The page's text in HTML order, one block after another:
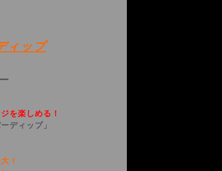
ィップ
を楽しめる！
ディップ」
！